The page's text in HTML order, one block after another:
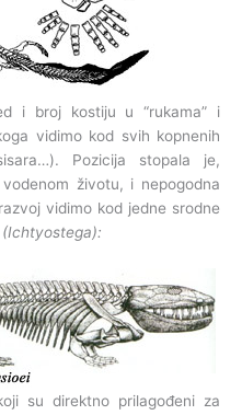
i broj kostiju u “rukama” i
vidimo kod svih kopnenih
Pozicija stopala je,
životu, i nepogodna
vidimo kod jedne srodne
(Ichtyostega):
su direktno prilagođeni za